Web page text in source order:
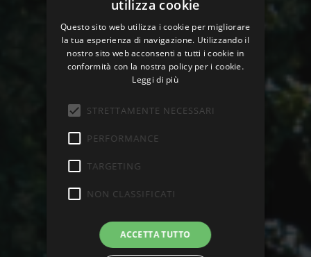
ENGLISH
utilizza cookie
Questo sito web utilizza i cookie per migliorare
la tua esperienza di navigazione. Utilizzando il
nostro sito web acconsenti a tutti i cookie in
conformità con la nostra policy per i cookie.
Leggi di più
STRETTAMENTE NECESSARI
PERFORMANCE
TARGETING
NON CLASSIFICATI
ACCETTA TUTTO